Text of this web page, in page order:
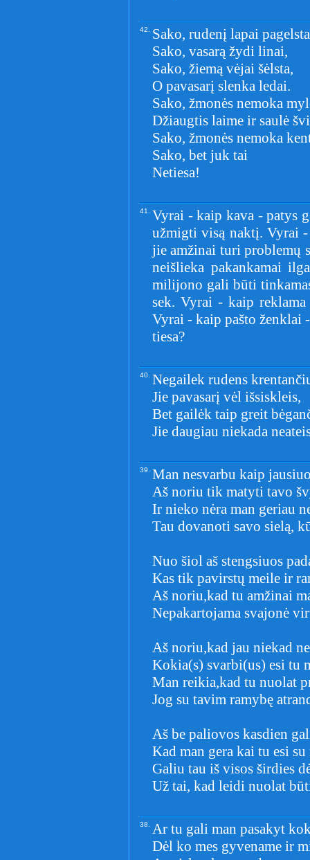
42. Sako, rudenį lapai
Sako, vasarą žydi linai,
Sako, žiemą vėjai šėlsta,
O pavasarį slenka ledai.
Sako, žmonės nemoka
Džiaugtis laime ir saulė
Sako, žmonės nemoka
Sako, bet juk tai
Netiesa!
41. Vyrai - kaip kava - patys
užmigti visą naktį. Vyrai
jie amžinai turi problemų
neišlieka pakankamai
milijono gali būti
sek. Vyrai - kaip reklama
Vyrai - kaip pašto ženklai
tiesa?
40. Negailek rudens
Jie pavasarį vėl išsiskleis,
Bet gailėk taip greit
Jie daugiau niekada
39. Man nesvarbu kaip
Aš noriu tik matyti tavo
Ir nieko nėra man geriau
Tau dovanoti savo sielą,
Nuo šiol aš stengsiuos
Kas tik pavirstų meile ir
Aš noriu,kad tu amžinai
Nepakartojama svajonė
Aš noriu,kad jau niekad
Kokia(s) svarbi(us) esi tu
Man reikia,kad tu nuolat
Jog su tavim ramybę
Aš be paliovos kasdien
Kad man gera kai tu esi
Galiu tau iš visos širdies
Už tai, kad leidi nuolat
38. Ar tu gali man pasakyt
Dėl ko mes gyvename ir